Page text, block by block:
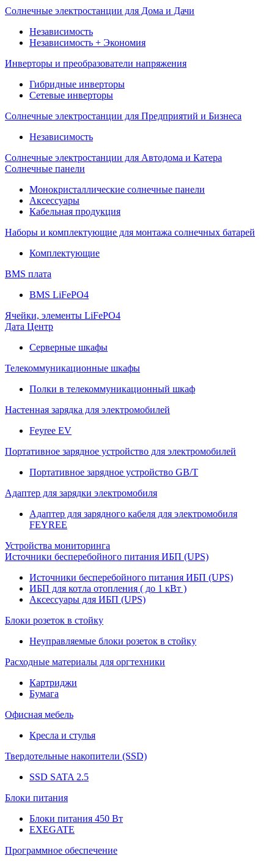
Солнечные электростанции для Дома и Дачи
Независимость
Независимость + Экономия
Инверторы и преобразователи напряжения
Гибридные инверторы
Сетевые инверторы
Солнечные электростанции для Предприятий и Бизнеса
Независимость
Солнечные электростанции для Автодома и Катера
Солнечные панели
Монокристаллические солнечные панели
Аксессуары
Кабельная продукция
Наборы и комплектующие для монтажа солнечных батарей
Комплектующие
BMS плата
BMS LiFePO4
Ячейки, элементы LiFePO4
Дата Центр
Серверные шкафы
Телекоммуникационные шкафы
Полки в телекоммуникационный шкаф
Настенная зарядка для электромобилей
Feyree EV
Портативное зарядное устройство для электромобилей
Портативное зарядное устройство GB/T
Адаптер для зарядки электромобиля
Адаптер для зарядного кабеля для электромобиля
FEYREE
Устройства мониторинга
Источники бесперебойного питания ИБП (UPS)
Источники бесперебойного питания ИБП (UPS)
ИБП для котла отопления ( до 1 кВт )
Аксессуары для ИБП (UPS)
Блоки розеток в стойку
Неуправляемые блоки розеток в стойку
Расходные материалы для оргтехники
Картриджи
Бумага
Офисная мебель
Кресла и стулья
Твердотельные накопители (SSD)
SSD SATA 2.5
Блоки питания
Блоки питания 450 Вт
EXEGATE
Программное обеспечение